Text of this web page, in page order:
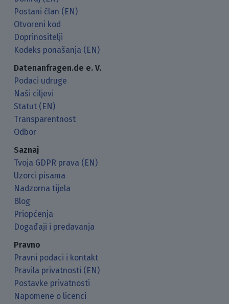
Postani član (EN)
Otvoreni kod
Doprinositelji
Kodeks ponašanja (EN)
Datenanfragen.de e. V.
Podaci udruge
Naši ciljevi
Statut (EN)
Transparentnost
Odbor
Saznaj
Tvoja GDPR prava (EN)
Uzorci pisama
Nadzorna tijela
Blog
Priopćenja
Događaji i predavanja
Pravno
Pravni podaci i kontakt
Pravila privatnosti (EN)
Postavke privatnosti
Napomene o licenci